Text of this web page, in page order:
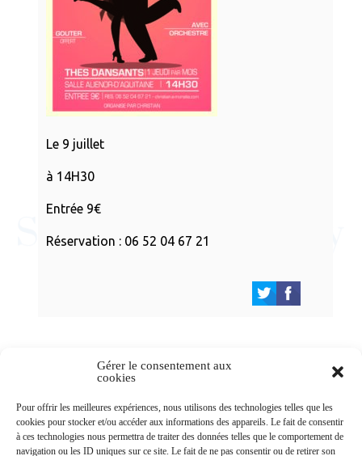
Gérer le consentement aux
cookies
Pour offrir les meilleures expériences, nous utilisons des technologies telles que les
cookies pour stocker et/ou accéder aux informations des appareils. Le fait de consentir
à ces technologies nous permettra de traiter des données telles que le comportement de
navigation ou les ID uniques sur ce site. Le fait de ne pas consentir ou de retirer son
Le 9 juillet
à 14H30
Entrée 9€
Réservation : 06 52 04 67 21
Newsletters